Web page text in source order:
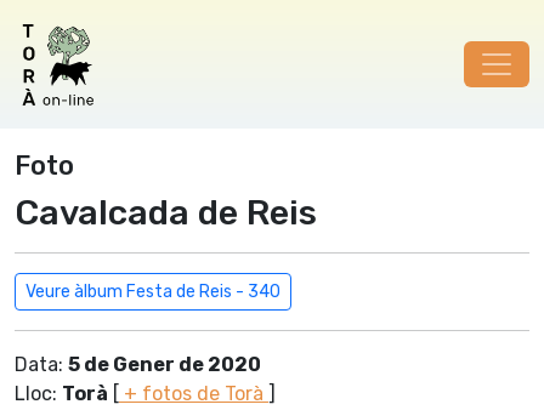
Foto
Cavalcada de Reis
Veure àlbum Festa de Reis - 340
Data: 5 de Gener de 2020
Lloc: Torà [ + fotos de Torà ]